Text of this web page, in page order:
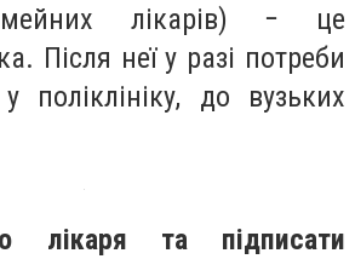
лікарів) − це
Після неї у разі потреби
поліклініку, до вузьких
лікаря та підписати